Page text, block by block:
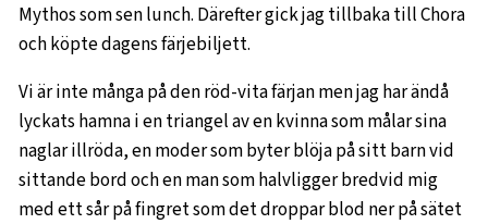
Mythos som sen lunch. Därefter gick jag tillbaka till Chora
och köpte dagens färjebiljett.
Vi är inte många på den röd-vita färjan men jag har ändå
lyckats hamna i en triangel av en kvinna som målar sina
naglar illröda, en moder som byter blöja på sitt barn vid
sittande bord och en man som halvligger bredvid mig
med ett sår på fingret som det droppar blod ner på sätet